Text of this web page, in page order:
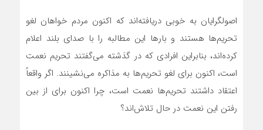
اصولگرايان به خوبي دريافته‌اند که اکنون مردم خواهان لغو
تحريم‌ها هستند و بارها اين مطالبه را با صداي بلند اعلام
کرده‌اند، بنابراين افرادي که در گذشته مي‌گفتند تحريم نعمت
است، اکنون براي لغو تحريم‌ها به مذاکره مي‌نشينند. اگر واقعاً
اعتقاد داشتند تحريم‌ها نعمت است، چرا اکنون براي از بين
رفتن اين نعمت در حال تلاش‌اند؟